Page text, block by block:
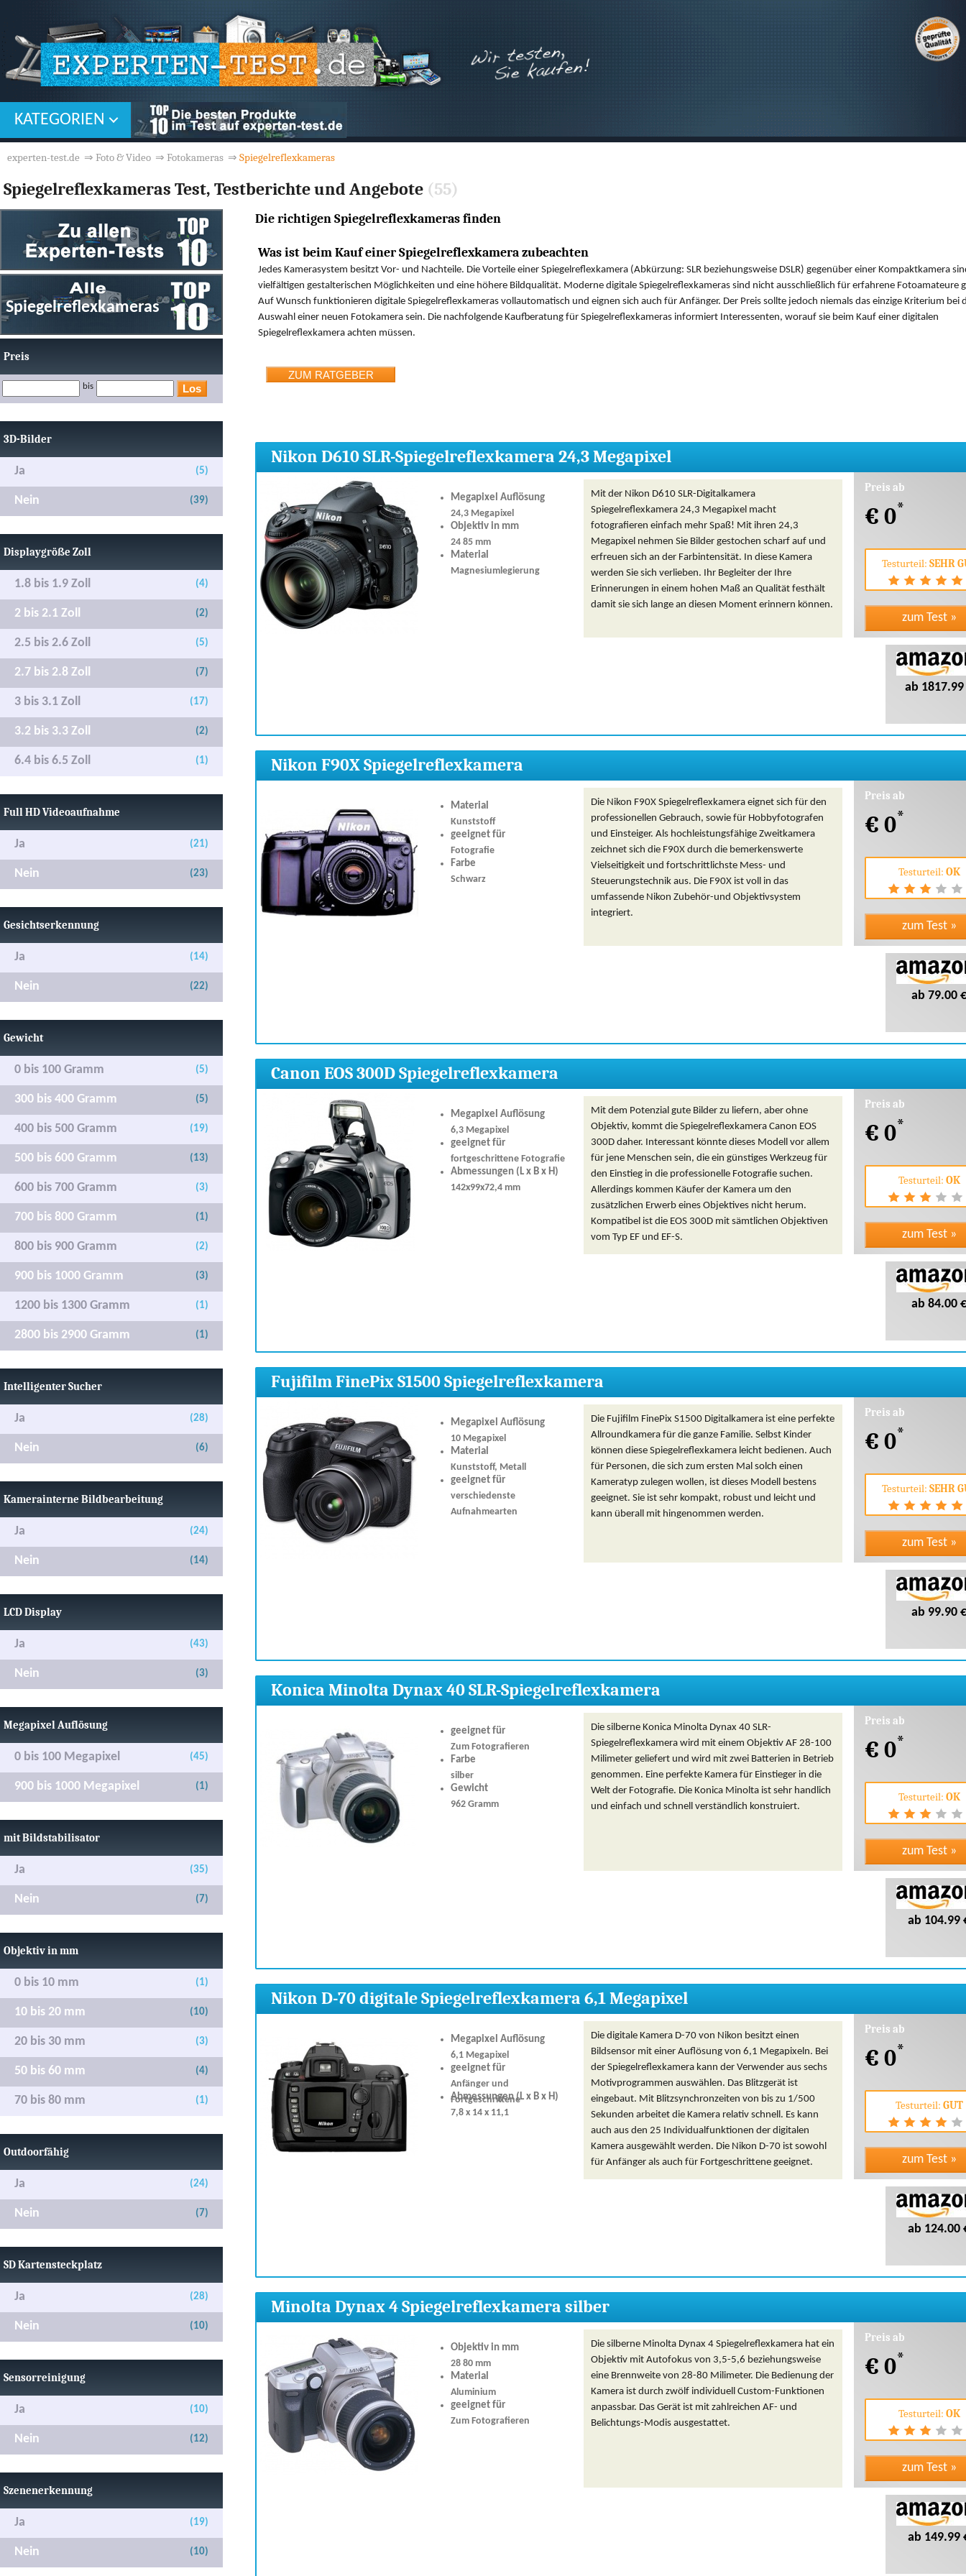
KATEGORIEN
experten-test.de ⇒ Foto & Video ⇒ Fotokameras ⇒ Spiegelreflexkameras
Spiegelreflexkameras Test, Testberichte und Angebote (55)
Preis
bis
3D-Bilder
Ja (5)
Nein (39)
Displaygröße Zoll
1.8 bis 1.9 Zoll (4)
2 bis 2.1 Zoll (2)
2.5 bis 2.6 Zoll (5)
2.7 bis 2.8 Zoll (7)
3 bis 3.1 Zoll (17)
3.2 bis 3.3 Zoll (2)
6.4 bis 6.5 Zoll (1)
Full HD Videoaufnahme
Ja (21)
Nein (23)
Gesichtserkennung
Ja (14)
Nein (22)
Gewicht
0 bis 100 Gramm (5)
300 bis 400 Gramm (5)
400 bis 500 Gramm (19)
500 bis 600 Gramm (13)
600 bis 700 Gramm (3)
700 bis 800 Gramm (1)
800 bis 900 Gramm (2)
900 bis 1000 Gramm (3)
1200 bis 1300 Gramm (1)
2800 bis 2900 Gramm (1)
Intelligenter Sucher
Ja (28)
Nein (6)
Kamerainterne Bildbearbeitung
Ja (24)
Nein (14)
LCD Display
Ja (43)
Nein (3)
Megapixel Auflösung
0 bis 100 Megapixel (45)
900 bis 1000 Megapixel (1)
mit Bildstabilisator
Ja (35)
Nein (7)
Objektiv in mm
0 bis 10 mm (1)
10 bis 20 mm (10)
20 bis 30 mm (3)
50 bis 60 mm (4)
70 bis 80 mm (1)
Outdoorfähig
Ja (24)
Nein (7)
SD Kartensteckplatz
Ja (28)
Nein (10)
Sensorreinigung
Ja (10)
Nein (12)
Szenenerkennung
Ja (19)
Nein (10)
Die richtigen Spiegelreflexkameras finden
Was ist beim Kauf einer Spiegelreflexkamera zubeachten
Jedes Kamerasystem besitzt Vor- und Nachteile. Die Vorteile einer Spiegelreflexkamera (Abkürzung: SLR beziehungsweise DSLR) gegenüber einer Kompaktkamera
vielfältigen gestalterischen Möglichkeiten und eine höhere Bildqualität. Moderne digitale Spiegelreflexkameras sind nicht ausschließlich für erfahrene Fotoamateure
Auf Wunsch funktionieren digitale Spiegelreflexkameras vollautomatisch und eignen sich auch für Anfänger. Der Preis sollte jedoch niemals das einzige Kriterium bei
Auswahl einer neuen Fotokamera sein. Die nachfolgende Kaufberatung für Spiegelreflexkameras informiert Interessenten, worauf sie beim Kauf einer digitalen
Spiegelreflexkamera achten müssen.
Nikon D610 SLR-Spiegelreflexkamera 24,3 Megapixel
Megapixel Auflösung
24,3 Megapixel
Objektiv in mm
24 85 mm
Material
Magnesiumlegierung
Mit der Nikon D610 SLR-Digitalkamera
Spiegelreflexkamera 24,3 Megapixel macht
fotografieren einfach mehr Spaß! Mit ihren 24,3
Megapixel nehmen Sie Bilder gestochen scharf auf und
erfreuen sich an der Farbintensität. In diese Kamera
werden Sie sich verlieben. Ihr Begleiter der Ihre
Erinnerungen in einem hohen Maß an Qualität festhält
damit sie sich lange an diesen Moment erinnern können.
Preis ab
€ 0*
Testurteil: SEHR
ab 1817.99
Nikon F90X Spiegelreflexkamera
Material
Kunststoff
geeignet für
Fotografie
Farbe
Schwarz
Die Nikon F90X Spiegelreflexkamera eignet sich für den
professionellen Gebrauch, sowie für Hobbyfotografen
und Einsteiger. Als hochleistungsfähige Zweitkamera
zeichnet sich die F90X durch die bemerkenswerte
Vielseitigkeit und fortschrittlichste Mess- und
Steuerungstechnik aus. Die F90X ist voll in das
umfassende Nikon Zubehör-und Objektivsystem
integriert.
Preis ab
€ 0*
Testurteil: OK
ab 79.00 €
Canon EOS 300D Spiegelreflexkamera
Megapixel Auflösung
6,3 Megapixel
geeignet für
fortgeschrittene Fotografie
Abmessungen (L x B x H)
142x99x72,4 mm
Mit dem Potenzial gute Bilder zu liefern, aber ohne
Objektiv, kommt die Spiegelreflexkamera Canon EOS
300D daher. Interessant könnte dieses Modell vor allem
für jene Menschen sein, die ein günstiges Werkzeug für
den Einstieg in die professionelle Fotografie suchen.
Allerdings kommen Käufer der Kamera um den
zusätzlichen Erwerb eines Objektives nicht herum.
Kompatibel ist die EOS 300D mit sämtlichen Objektiven
vom Typ EF und EF-S.
Preis ab
€ 0*
Testurteil: OK
ab 84.00 €
Fujifilm FinePix S1500 Spiegelreflexkamera
Megapixel Auflösung
10 Megapixel
Material
Kunststoff, Metall
geeignet für
verschiedenste
Aufnahmearten
Die Fujifilm FinePix S1500 Digitalkamera ist eine perfekte
Allroundkamera für die ganze Familie. Selbst Kinder
können diese Spiegelreflexkamera leicht bedienen. Auch
für Personen, die sich zum ersten Mal solch einen
Kameratyp zulegen wollen, ist dieses Modell bestens
geeignet. Sie ist sehr kompakt, robust und leicht und
kann überall mit hingenommen werden.
Preis ab
€ 0*
Testurteil: SEHR
ab 99.90 €
Konica Minolta Dynax 40 SLR-Spiegelreflexkamera
geeignet für
Zum Fotografieren
Farbe
silber
Gewicht
962 Gramm
Die silberne Konica Minolta Dynax 40 SLR-
Spiegelreflexkamera wird mit einem Objektiv AF 28-100
Milimeter geliefert und wird mit zwei Batterien in Betrieb
genommen. Eine perfekte Kamera für Einstieger in die
Welt der Fotografie. Die Konica Minolta ist sehr handlich
und einfach und schnell verständlich konstruiert.
Preis ab
€ 0*
Testurteil: OK
ab 104.99
Nikon D-70 digitale Spiegelreflexkamera 6,1 Megapixel
Megapixel Auflösung
6,1 Megapixel
geeignet für
Anfänger und
Fortgeschrittene
Abmessungen (L x B x H)
7,8 x 14 x 11,1
Die digitale Kamera D-70 von Nikon besitzt einen
Bildsensor mit einer Auflösung von 6,1 Megapixeln. Bei
der Spiegelreflexkamera kann der Verwender aus sechs
Motivprogrammen auswählen. Das Blitzgerät ist
eingebaut. Mit Blitzsynchronzeiten von bis zu 1/500
Sekunden arbeitet die Kamera relativ schnell. Es kann
auch aus den 25 Individualfunktionen der digitalen
Kamera ausgewählt werden. Die Nikon D-70 ist sowohl
für Anfänger als auch für Fortgeschrittene geeignet.
Preis ab
€ 0*
Testurteil: GUT
ab 124.00
Minolta Dynax 4 Spiegelreflexkamera silber
Objektiv in mm
28 80 mm
Material
Aluminium
geeignet für
Zum Fotografieren
Die silberne Minolta Dynax 4 Spiegelreflexkamera hat ein
Objektiv mit Autofokus von 3,5-5,6 beziehungsweise
eine Brennweite von 28-80 Milimeter. Die Bedienung der
Kamera ist durch zwölf individuell Custom-Funktionen
anpassbar. Das Gerät ist mit zahlreichen AF- und
Belichtungs-Modis ausgestattet.
Preis ab
€ 0*
Testurteil: OK
ab 149.99